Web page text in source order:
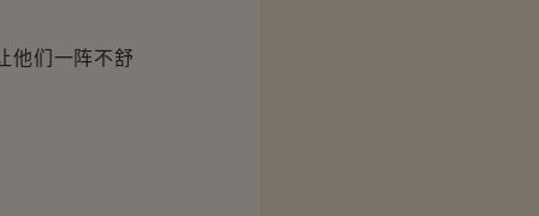
们一阵不舒